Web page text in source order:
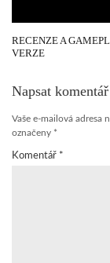
RECENZE A
VERZE
Napsat komentář
Vaše e-mailová adresa
označeny *
Komentář *